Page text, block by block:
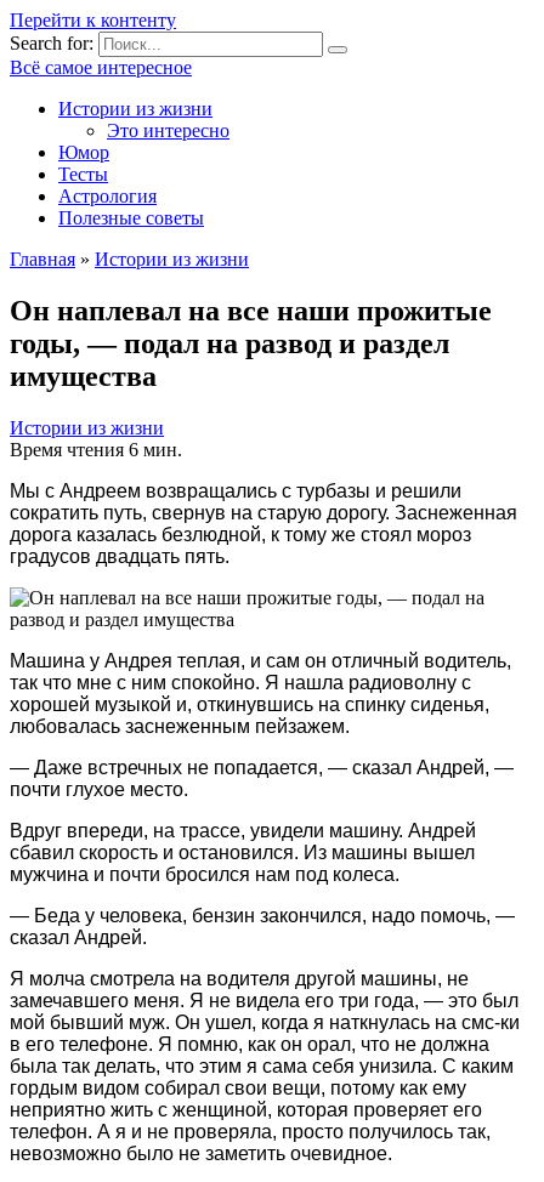
Перейти к контенту
Search for:
Всё самое интересное
Истории из жизни
Это интересно
Юмор
Тесты
Астрология
Полезные советы
Главная » Истории из жизни
Он наплевал на все наши прожитые
годы, — подал на развод и раздел
имущества
Истории из жизни
Время чтения 6 мин.
Мы с Андреем возвращались с турбазы и решили
сократить путь, свернув на старую дорогу. Заснеженная
дорога казалась безлюдной, к тому же стоял мороз
градусов двадцать пять.
Машина у Андрея теплая, и сам он отличный водитель,
так что мне с ним спокойно. Я нашла радиоволну с
хорошей музыкой и, откинувшись на спинку сиденья,
любовалась заснеженным пейзажем.
— Даже встречных не попадается, — сказал Андрей, —
почти глухое место.
Вдруг впереди, на трассе, увидели машину. Андрей
сбавил скорость и остановился. Из машины вышел
мужчина и почти бросился нам под колеса.
— Беда у человека, бензин закончился, надо помочь, —
сказал Андрей.
Я молча смотрела на водителя другой машины, не
замечавшего меня. Я не видела его три года, — это был
мой бывший муж. Он ушел, когда я наткнулась на смс-ки
в его телефоне. Я помню, как он орал, что не должна
была так делать, что этим я сама себя унизила. С каким
гордым видом собирал свои вещи, потому как ему
неприятно жить с женщиной, которая проверяет его
телефон. А я и не проверяла, просто получилось так,
невозможно было не заметить очевидное.